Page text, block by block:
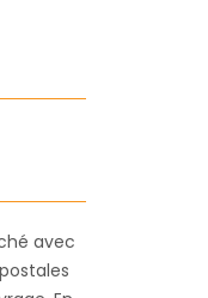
avec